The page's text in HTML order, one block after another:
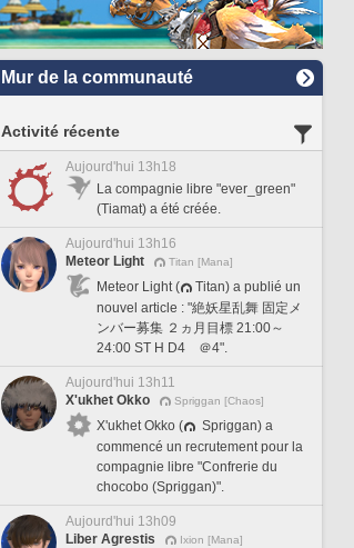
Mur de la communauté
Activité récente
Aujourd'hui 13h18
La compagnie libre "ever_green"
(Tiamat) a été créée.
Aujourd'hui 13h16
Meteor Light
Titan [Mana]
Meteor Light (
Titan) a publié un
nouvel article : "絶妖星乱舞 固定メ
ンバー募集 ２ヵ月目標 21:00～
24:00 ST H D4 ＠4".
Aujourd'hui 13h11
X'ukhet Okko
Spriggan [Chaos]
X'ukhet Okko (
Spriggan) a
commencé un recrutement pour la
compagnie libre "Confrerie du
chocobo (Spriggan)".
Aujourd'hui 13h09
Liber Agrestis
Ixion [Mana]